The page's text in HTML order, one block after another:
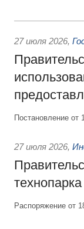
27 июля 2026,
Постановление
27 июля 2026,
Распоряжение от